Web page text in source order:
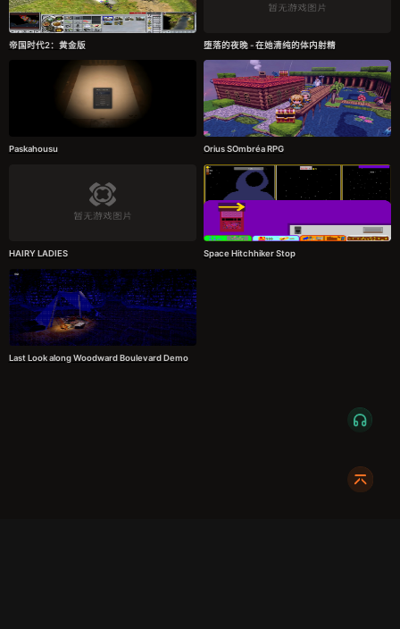
帝国时代2：黄金版 堕落的夜晚 - 在她清纯的体内射精
Paskahousu Orius SOmbréa RPG
HAIRY LADIES Space Hitchhiker Stop
Last Look along Woodward Boulevard Demo